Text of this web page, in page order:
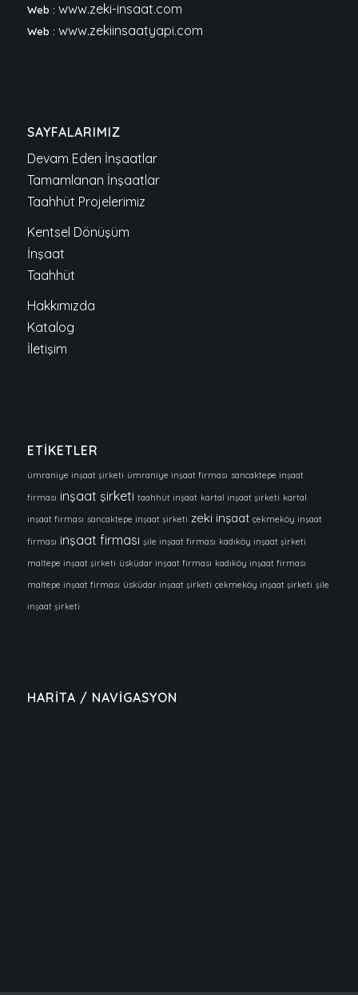
Web : www.zeki-insaat.com
Web : www.zekiinsaatyapi.com
SAYFALARIMIZ
Devam Eden İnşaatlar
Tamamlanan İnşaatlar
Taahhüt Projelerimiz
Kentsel Dönüşüm
İnşaat
Taahhüt
Hakkımızda
Katalog
İletişim
ETİKETLER
ümraniye inşaat şirketi ümraniye inşaat firması sancaktepe inşaat
firması inşaat şirketi taahhüt inşaat kartal inşaat şirketi kartal
inşaat firması sancaktepe inşaat şirketi zeki inşaat çekmeköy inşaat
firması inşaat firması şile inşaat firması kadıköy inşaat şirketi
maltepe inşaat şirketi üsküdar inşaat firması kadıköy inşaat firması
maltepe inşaat firması üsküdar inşaat şirketi çekmeköy inşaat şirketi şile
inşaat şirketi
HARİTA / NAVİGASYON